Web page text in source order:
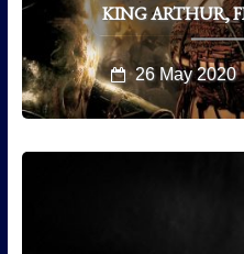
KING ARTHUR,
26 May 2020